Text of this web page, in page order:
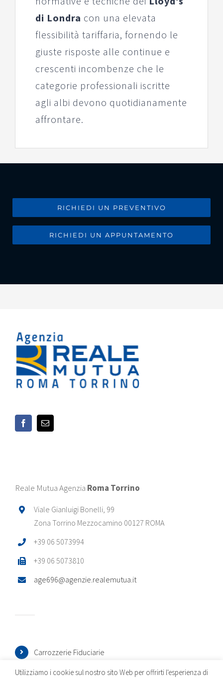
di Londra con una elevata
flessibilità tariffaria, fornendo le
giuste risposte alle continue e
crescenti incombenze che le
categorie professionali iscritte
agli albi devono quotidianamente
affrontare.
RICHIEDI UN PREVENTIVO
RICHIEDI UN APPUNTAMENTO
Reale Mutua Agenzia Roma Torrino
Viale Gianluigi Bonelli, 99
Zona Torrino Mezzocamino 00127 ROMA
+39 06 5073994
+39 06 5073810
age696@agenzie.realemutua.it
Carrozzerie Fiduciarie
Strutture Sanitarie
Utilizziamo i cookie sul nostro sito Web per offrirti l'esperienza di